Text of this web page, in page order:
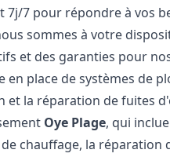
7j/7 pour répondre à vos
sommes à votre
et des garanties pour
en place de systèmes de
et la réparation de fuites
Oye Plage, qui
chauffage, la réparation